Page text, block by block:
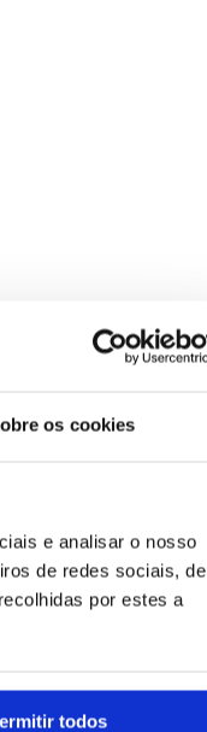
os cookies
e analisar o nosso
de redes sociais, de
por estes a
todos